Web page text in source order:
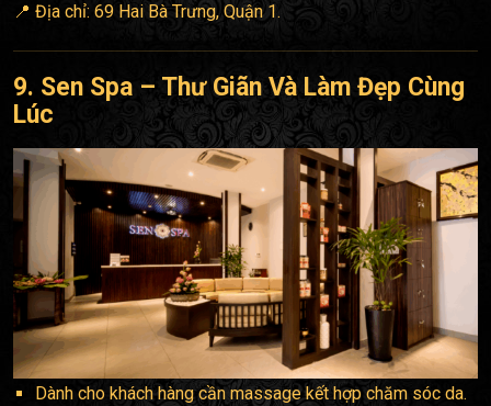
📍 Địa chỉ: 69 Hai Bà Trưng, Quận 1.
9. Sen Spa – Thư Giãn Và Làm Đẹp Cùng
Lúc
Dành cho khách hàng cần massage kết hợp chăm sóc da.